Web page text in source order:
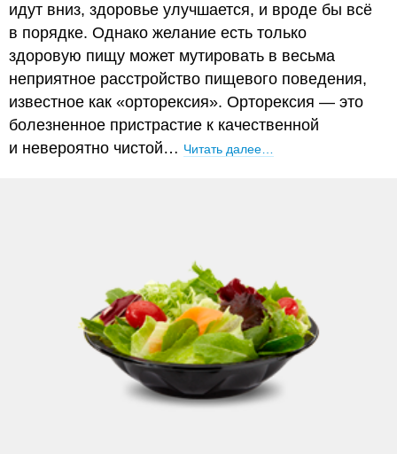
идут вниз, здоровье улучшается, и вроде бы всё
в порядке. Однако желание есть только
здоровую пищу может мутировать в весьма
неприятное расстройство пищевого поведения,
известное как «орторексия». Орторексия — это
болезненное пристрастие к качественной
и невероятно чистой… Читать далее…